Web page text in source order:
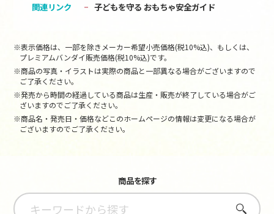
関連リンク 子どもを守る おもちゃ安全ガイド
※表示価格は、一部を除きメーカー希望小売価格(税10%込)、もしくは、
プレミアムバンダイ販売価格(税10%込)です。
※商品の写真・イラストは実際の商品と一部異なる場合がございますので
ご了承ください。
※発売から時間の経過している商品は生産・販売が終了している場合がご
ざいますのでご了承ください。
※商品名・発売日・価格などこのホームページの情報は変更になる場合が
ございますのでご了承ください。
商品を探す
さがす